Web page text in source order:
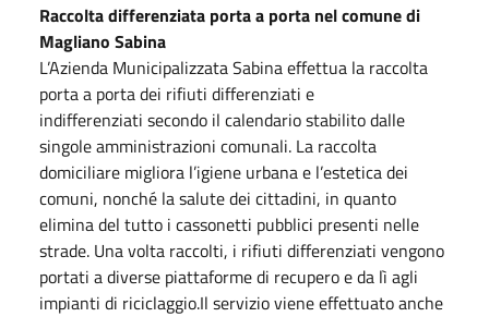
Raccolta differenziata porta a porta nel comune di
Magliano Sabina
L’Azienda Municipalizzata Sabina effettua la raccolta
porta a porta dei rifiuti differenziati e
indifferenziati secondo il calendario stabilito dalle
singole amministrazioni comunali. La raccolta
domiciliare migliora l’igiene urbana e l’estetica dei
comuni, nonché la salute dei cittadini, in quanto
elimina del tutto i cassonetti pubblici presenti nelle
strade. Una volta raccolti, i rifiuti differenziati vengono
portati a diverse piattaforme di recupero e da lì agli
impianti di riciclaggio.Il servizio viene effettuato anche